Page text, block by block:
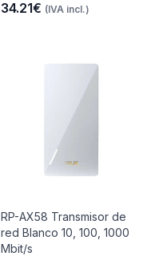
34.21€ (IVA incl.)
RP-AX58 Transmisor de
red Blanco 10, 100, 1000
Mbit/s